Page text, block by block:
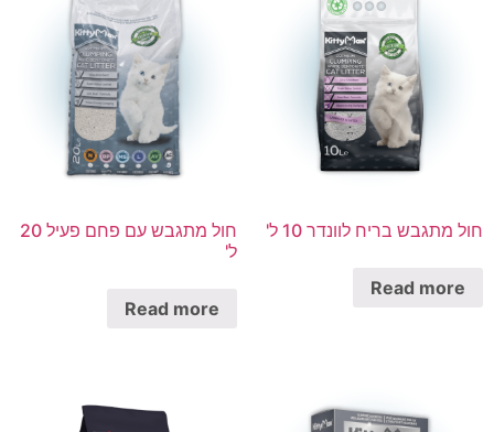
חול מתגבש בריח לוונדר 10 ל'
Read more
חול מתגבש עם פחם פעיל 20
ל'
Read more